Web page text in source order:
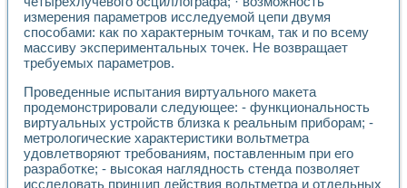
измерения параметров исследуемой цепи двумя
способами: как по характерным точкам, так и по всему
массиву экспериментальных точек. Не возвращает
требуемых параметров.
Проведенные испытания виртуального макета
продемонстрировали следующее: - функциональность
виртуальных устройств близка к реальным приборам; -
метрологические характеристики вольтметра
удовлетворяют требованиям, поставленным при его
разработке; - высокая наглядность стенда позволяет
исследовать принцип действия вольтметра и отдельных